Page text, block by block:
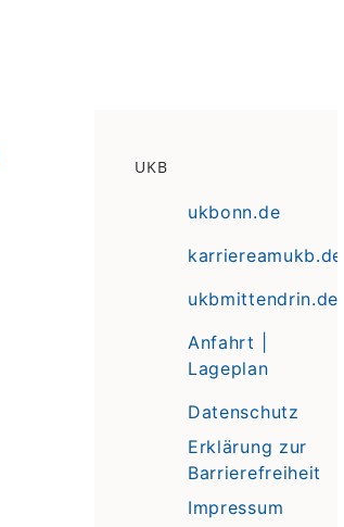
UKB
ukbonn.de
karriereamukb.de
ukbmittendrin.de
Anfahrt |
Lageplan
Datenschutz
Erklärung zur
Barrierefreiheit
Impressum